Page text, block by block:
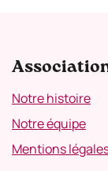
Notre histoire
Notre équipe
Mentions